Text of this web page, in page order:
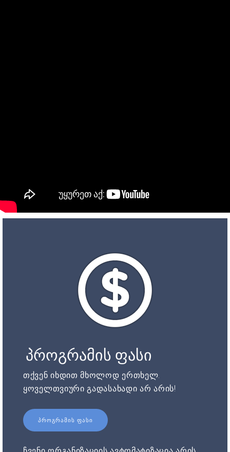
პროგრამის ფასი
თქვენ იხდით მხოლოდ ერთხელ.
ყოველთვიური გადასახადი არ არის!
ᲞᲠᲝᲒᲠᲐᲛᲘᲡ ᲤᲐᲡᲘ